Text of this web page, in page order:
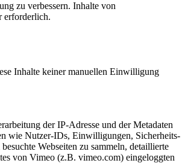
zu verbessern. Inhalte von
erforderlich.
Inhalte keiner manuellen Einwilligung
der IP-Adresse und der Metadaten
wie Nutzer-IDs, Einwilligungen, Sicherheits-
Webseiten zu sammeln, detaillierte
von Vimeo (z.B. vimeo.com) eingeloggten